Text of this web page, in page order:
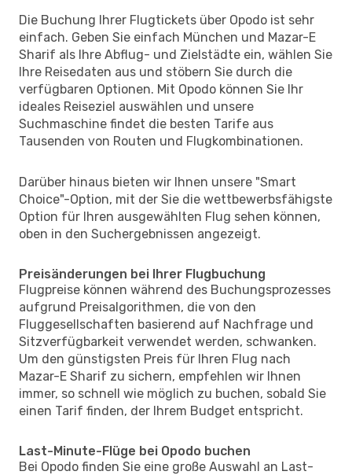
Die Buchung Ihrer Flugtickets über Opodo ist sehr
einfach. Geben Sie einfach München und Mazar-E
Sharif als Ihre Abflug- und Zielstädte ein, wählen Sie
Ihre Reisedaten aus und stöbern Sie durch die
verfügbaren Optionen. Mit Opodo können Sie Ihr
ideales Reiseziel auswählen und unsere
Suchmaschine findet die besten Tarife aus
Tausenden von Routen und Flugkombinationen.
Darüber hinaus bieten wir Ihnen unsere "Smart
Choice"-Option, mit der Sie die wettbewerbsfähigste
Option für Ihren ausgewählten Flug sehen können,
oben in den Suchergebnissen angezeigt.
Preisänderungen bei Ihrer Flugbuchung
Flugpreise können während des Buchungsprozesses
aufgrund Preisalgorithmen, die von den
Fluggesellschaften basierend auf Nachfrage und
Sitzverfügbarkeit verwendet werden, schwanken.
Um den günstigsten Preis für Ihren Flug nach
Mazar-E Sharif zu sichern, empfehlen wir Ihnen
immer, so schnell wie möglich zu buchen, sobald Sie
einen Tarif finden, der Ihrem Budget entspricht.
Last-Minute-Flüge bei Opodo buchen
Bei Opodo finden Sie eine große Auswahl an Last-